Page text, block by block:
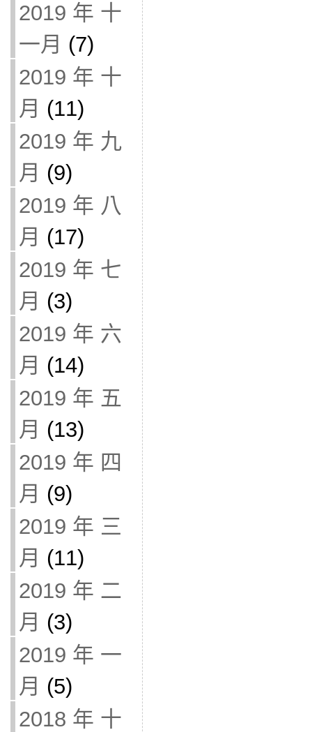
2019 年 十
一月 (7)
2019 年 十
月 (11)
2019 年 九
月 (9)
2019 年 八
月 (17)
2019 年 七
月 (3)
2019 年 六
月 (14)
2019 年 五
月 (13)
2019 年 四
月 (9)
2019 年 三
月 (11)
2019 年 二
月 (3)
2019 年 一
月 (5)
2018 年 十